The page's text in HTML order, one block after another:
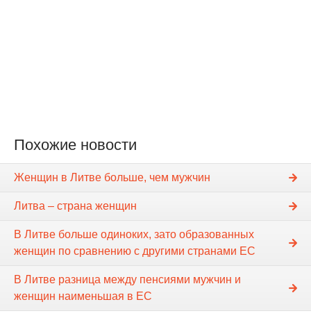
Похожие новости
Женщин в Литве больше, чем мужчин
Литва – страна женщин
В Литве больше одиноких, зато образованных
женщин по сравнению с другими странами ЕС
В Литве разница между пенсиями мужчин и
женщин наименьшая в ЕС